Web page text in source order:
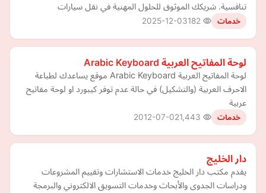
تنافسية. شريكك الموثوق للحلول المهنية في نقل سيارات
خدمات 2025-12-03
لوحة المفاتيح العربية Arabic Keyboard
لوحة المفاتيح العربية Arabic Keyboard موقع يساعدك لطباعة
الاحرف العربية (والتشكيل) في حالة عدم توفر كيبورد او لوحة مفاتيح
عربية
خدمات 2012-07-02
دار الخليج
يقدم مكتب دار الخليج خدمات الاستشارات وتقييم المشروعات
ودراسات الجدوى والأبحاث وخدمات التسويق الالكتروني والبرمجة